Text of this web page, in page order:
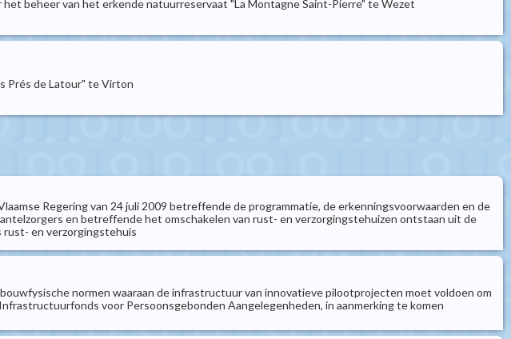
beheer van het erkende natuurreservaat "La Montagne Saint-Pierre" te Wezet
Prés de Latour" te Virton
Regering van 24 juli 2009 betreffende de programmatie, de erkenningsvoorwaarden en de
en betreffende het omschakelen van rust- en verzorgingstehuizen ontstaan uit de
rust- en verzorgingstehuis
normen waaraan de infrastructuur van innovatieve pilootprojecten moet voldoen om
voor Persoonsgebonden Aangelegenheden, in aanmerking te komen